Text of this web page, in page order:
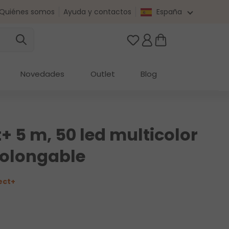
somos Ayuda y contactos España
Tienes 0 artículos en
Novedades Outlet Blog
5 m, 50 led multicolor